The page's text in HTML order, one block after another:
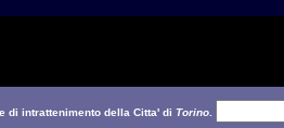
di intrattenimento della Citta' di Torino